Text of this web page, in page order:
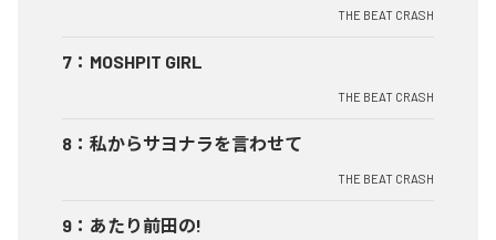
THE BEAT CRASH
7 ： MOSHPIT GIRL
THE BEAT CRASH
8 ： 私からサヨナラを言わせて
THE BEAT CRASH
9 ： あたり前田の!